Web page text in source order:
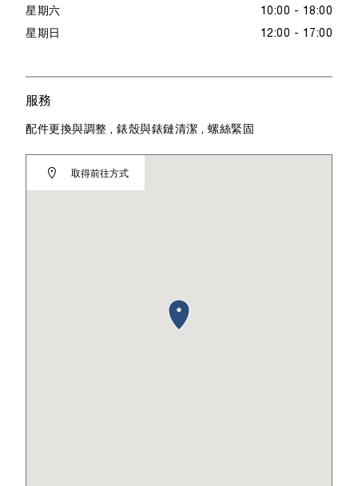
星期六 10:00 - 18:00
星期日 12:00 - 17:00
取得前往方式
服務
配件更換與調整 , 錶殼與錶鏈清潔 , 螺絲緊固